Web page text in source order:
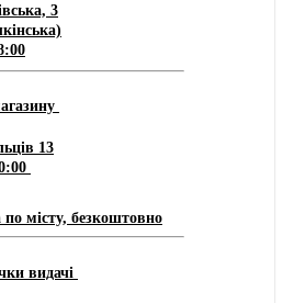
3
13
по місту, безкоштовно
видачі